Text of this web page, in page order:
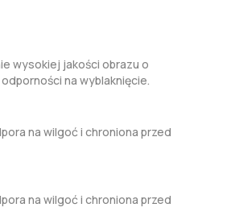
wysokiej jakości obrazu o
na wyblaknięcie.
na wilgoć i chroniona przed
na wilgoć i chroniona przed